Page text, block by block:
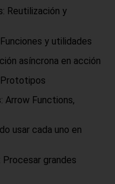
Reutilización y
y utilidades
asíncrona en acción
Prototipos
Arrow Functions,
usar cada uno en
grandes